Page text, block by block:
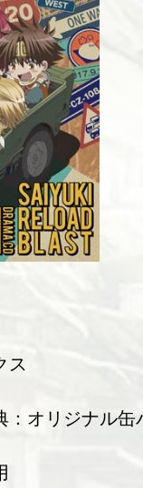
ス
：オリジナル缶